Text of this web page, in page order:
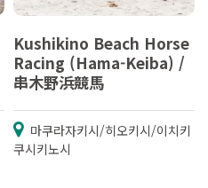
Kushikino Beach Horse
Racing (Hama-Keiba) /
串木野浜競馬
마쿠라자키시/히오키시/이치키
쿠시키노시